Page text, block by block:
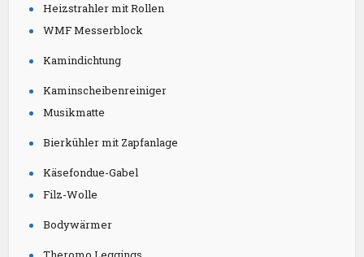
Heizstrahler mit Rollen
WMF Messerblock
Kamindichtung
Kaminscheibenreiniger
Musikmatte
Bierkühler mit Zapfanlage
Käsefondue-Gabel
Filz-Wolle
Bodywärmer